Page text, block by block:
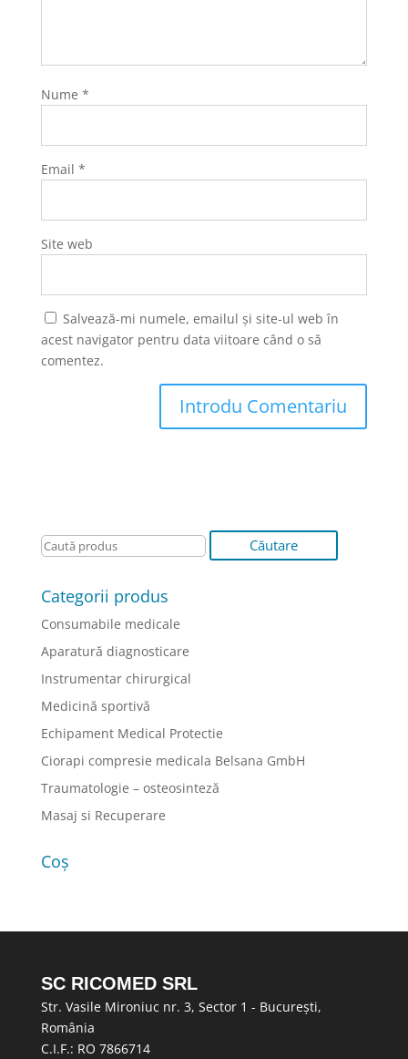
Nume *
Email *
Site web
Salvează-mi numele, emailul și site-ul web în
acest navigator pentru data viitoare când o să
comentez.
Categorii produs
Consumabile medicale
Aparatură diagnosticare
Instrumentar chirurgical
Medicină sportivă
Echipament Medical Protectie
Ciorapi compresie medicala Belsana GmbH
Traumatologie – osteosinteză
Masaj si Recuperare
Coș
SC RICOMED SRL
Str. Vasile Mironiuc nr. 3, Sector 1 - București,
România
C.I.F.: RO 7866714